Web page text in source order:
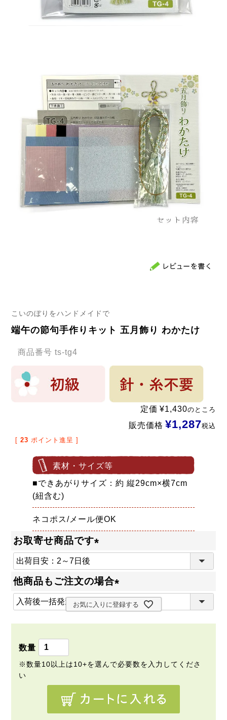
こいのぼりをハンドメイドで
端午の節句手作りキット 五月飾り わかたけ
商品番号 ts-tg4
定価 ¥1,430のところ
販売価格 ¥1,287税込
[ 23 ポイント進呈 ]
素材・サイズ等
■できあがりサイズ：約 縦29cm×横7cm
(紐含む)
ネコポス/メール便OK
お取寄せ商品です
必
)
他商品もご注文の場合
(
お気に入りに登録する